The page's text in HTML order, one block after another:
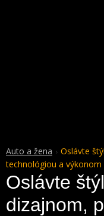
Auto a žena
Oslávte
technológiou a výkonom
Oslávte
dizajnom,